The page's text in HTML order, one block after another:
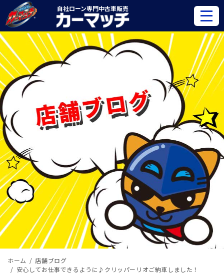
自社ローン専門中古車販売
ホーム
店舗ブログ
安心してお仕事できるように♪クリッパーリオご納車しました！